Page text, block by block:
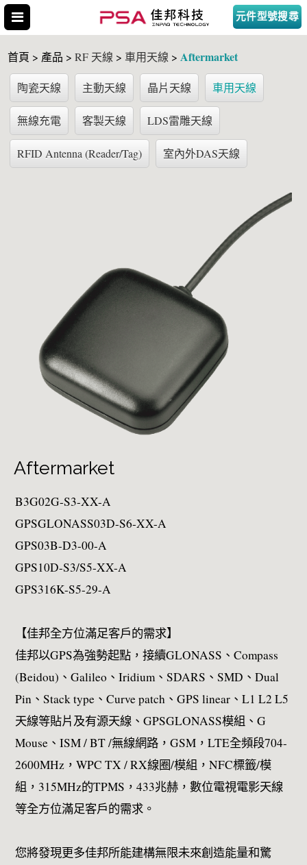
元件型號搜尋
搜尋型號
首頁 > 產品 >RF 天線 >車用天線 > Aftermarket
陶瓷天線 主動天線 晶片天線 車用天線
無線充電 客製天線 LDS雷雕天線
RFID Antenna (Reader/Tag) 室內外DAS天線
Aftermarket
B3G02G-S3-XX-A
GPSGLONASS03D-S6-XX-A
GPS03B-D3-00-A
GPS10D-S3/S5-XX-A
GPS316K-S5-29-A
【佳邦全方位滿足客戶的需求】
佳邦以GPS為強勢起點，接續GLONASS、Compass
(Beidou)、Galileo、Iridium、SDARS、SMD、Dual
Pin、Stack type、Curve patch、GPS linear、L1 L2 L5
天線等貼片及有源天線、GPSGLONASS模組、G
Mouse、ISM / BT /無線網路，GSM，LTE全頻段704-
2600MHz，WPC TX / RX線圈/模組，NFC標籤/模
組，315MHz的TPMS，433兆赫，數位電視電影天線
等全方位滿足客戶的需求。
您將發現更多佳邦所能建構無限未來創造能量和驚